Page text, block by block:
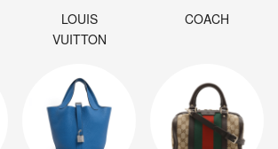
LOUIS
VUITTON
COACH